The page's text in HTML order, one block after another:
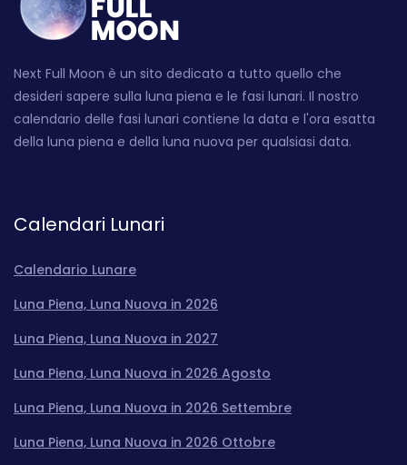
Next Full Moon è un sito dedicato a tutto quello che
desideri sapere sulla luna piena e le fasi lunari. Il nostro
calendario delle fasi lunari contiene la data e l'ora esatta
della luna piena e della luna nuova per qualsiasi data.
Calendari Lunari
Calendario Lunare
Luna Piena, Luna Nuova in 2026
Luna Piena, Luna Nuova in 2027
Luna Piena, Luna Nuova in 2026 Agosto
Luna Piena, Luna Nuova in 2026 Settembre
Luna Piena, Luna Nuova in 2026 Ottobre